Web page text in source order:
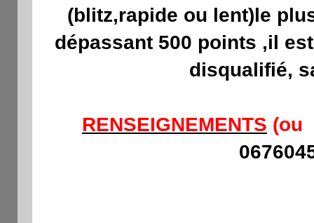
(blitz,rapide ou lent)le
dépassant 500 points ,il
disqualifié,
RENSEIGNEMENTS (ou